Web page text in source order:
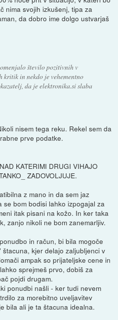
nima svojih izkušenj, tipa za
da dobro ime dolgo ustvarjaš
število pozitivnih v
kritik in nekdo je vehementno
da je elektronika.si slaba
nisem tega reku. Rekel sem da
prve podatke.
KATERIMI DRUGI VIHAJO
ZADOVOLJUJE.
z mano in da sem jaz
bom bodisi lahko izpogajal za
itak pisani na kožo. In ker taka
zanjo nikoli ne bom zanemarljiv.
in račun, bi bila mogoče
kjer delajo zaljubljenci v
ampak so prijateljske cene in
sprejmeš prvo, dobiš za
pojdi drugam.
ponudbi našli - ker tudi nevem
za morebitno uveljavitev
bila ali je ta štacuna idealna.